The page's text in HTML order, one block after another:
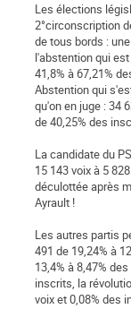
Les élections
2°circonscription
de tous bords :
l'abstention qui
41,8% à 67,21%
Abstention qui
qu'on en juge : 34
de 40,25% des
La candidate du
15 143 voix à 5
déculottée après
Ayrault !
Les autres partis
491 de 19,24% à
13,4% à 8,47%
inscrits, la
voix et 0,08% des